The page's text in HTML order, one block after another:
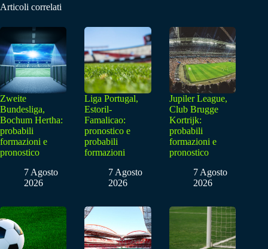
Articoli correlati
Zweite
Bundesliga,
Bochum Hertha:
probabili
formazioni e
pronostico
7 Agosto
2026
Liga Portugal,
Estoril-
Famalicao:
pronostico e
probabili
formazioni
7 Agosto
2026
Jupiler League,
Club Brugge
Kortrijk:
probabili
formazioni e
pronostico
7 Agosto
2026